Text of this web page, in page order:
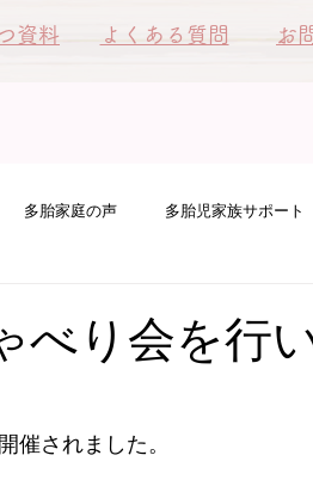
資料 よくある質問 お
多胎家庭の声 多胎児家族サポート
り会を行
催されました。